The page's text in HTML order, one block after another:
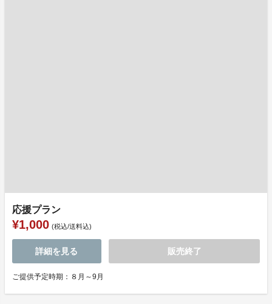
応援プラン
¥1,000 (税込/送料込)
詳細を見る 販売終了
ご提供予定時期：８月～9月